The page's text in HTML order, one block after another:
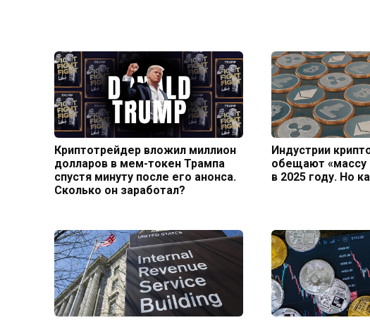
Криптотрейдер вложил миллион
долларов в мем-токен Трампа
спустя минуту после его анонса.
Сколько он заработал?
Индустрии
обещают «массу
в 2025 году. Но